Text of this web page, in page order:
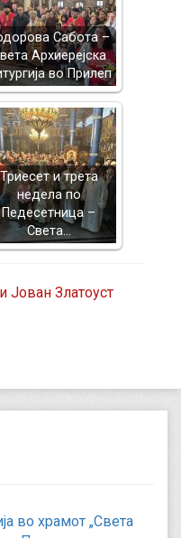
Сабота –
Архиерејска
во Прилеп
Триесет и трета
недела по
Педесетница –
Света…
Јован Златоуст
во храмот „Света